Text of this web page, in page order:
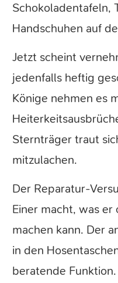
Schokoladentafeln,
Handschuhen auf
Jetzt scheint
jedenfalls heftig
Könige nehmen es
Sternträger traut
mitzulachen.
Der Reparatur-
Einer macht, was
machen kann. Der
in den
beratende